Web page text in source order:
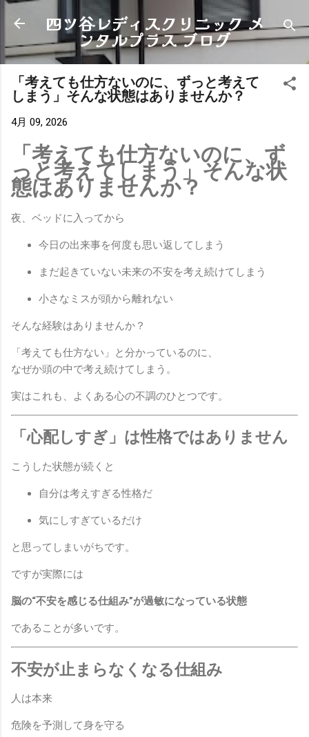
スキップしてメイン コンテンツに移動
四ツ谷レディスクリニック メ
ンタルプラス ブログ
「考えても仕方ないのに、ずっと考えて
しまう」そんな状態はありませんか？
4月 09, 2026
「考えても仕方ないのに、ず
っと考えてしまう」そんな状
態はありませんか？
夜、ベッドに入ってから
今日の出来事を何度も思い返してしまう
まだ起きていない未来の不安を考え続けてしまう
小さなミスが頭から離れない
そんな経験はありませんか？
「考えても仕方ない」と分かっているのに、
なぜか頭の中で考え続けてしまう。
実はこれも、よくある心の不調のひとつです。
「心配しすぎ」は性格ではありません
こうした状態が続くと
自分は考えすぎる性格だ
気にしすぎているだけ
と思ってしまいがちです。
ですが実際には
脳の“不安を感じる仕組み”が過敏になっている状態
であることが多いです。
不安が止まらなくなる仕組み
人は本来
危険を予測して身を守る